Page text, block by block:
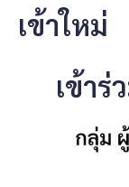
เข้าใหม่
เข้าร่